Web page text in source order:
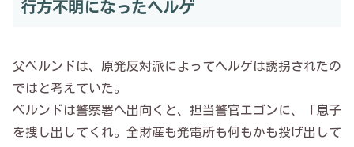
行方不明になったヘルゲ
父ベルンドは、原発反対派によってヘルゲは誘拐されたの
ではと考えていた。
ベルンドは警察署へ出向くと、担当警官エゴンに、「息子
を捜し出してくれ。全財産も発電所も何もかも投げ出して